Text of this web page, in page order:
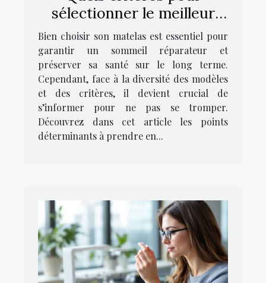
sélectionner le meilleur
matelas pour un repos
optimal ?
Bien choisir son matelas est essentiel pour
garantir un sommeil réparateur et
préserver sa santé sur le long terme.
Cependant, face à la diversité des modèles
et des critères, il devient crucial de
s’informer pour ne pas se tromper.
Découvrez dans cet article les points
déterminants à prendre en...